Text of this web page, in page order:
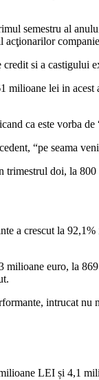
semestru al
si a
lei in
ca este vorba
“pe seama
doi, la
a crescut la
euro, la
intrucat
LEI și 4,1